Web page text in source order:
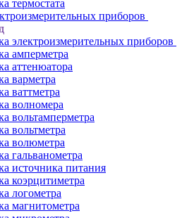
термостата
приборов
электроизмерительных приборов
амперметра
аттенюатора
варметра
ваттметра
волномера
вольтамперметра
вольтметра
волюметра
гальванометра
источника питания
коэрцитиметра
логометра
магнитометра